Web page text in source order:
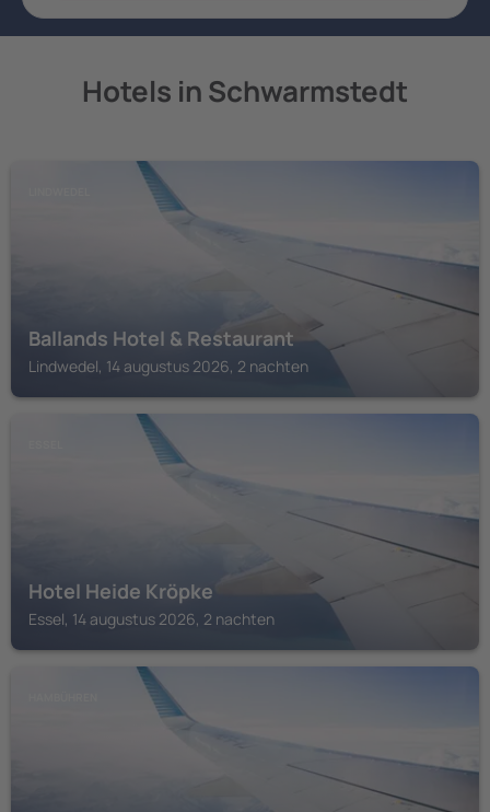
Hotels in Schwarmstedt
Ballands Hotel & Restaurant
Lindwedel, 14 augustus 2026, 2 nachten
Hotel Heide Kröpke
Essel, 14 augustus 2026, 2 nachten